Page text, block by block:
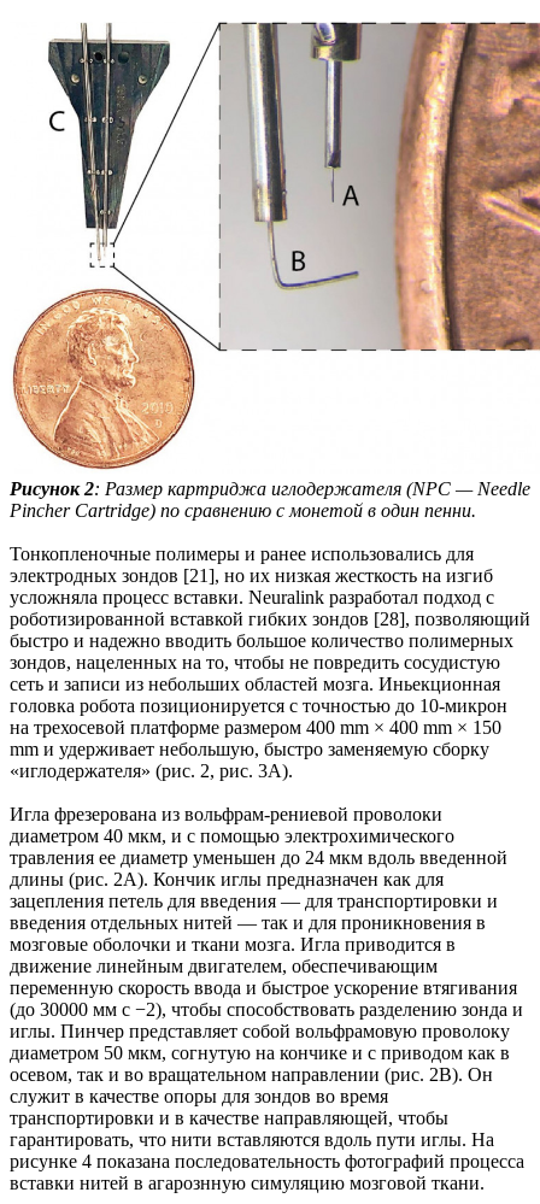
Рисунок 2: Размер картриджа иглодержателя (NPC — Needle
Pincher Cartridge) по сравнению с монетой в один пенни.
Тонкопленочные полимеры и ранее использовались для
электродных зондов [21], но их низкая жесткость на изгиб
усложняла процесс вставки. Neuralink разработал подход с
роботизированной вставкой гибких зондов [28], позволяющий
быстро и надежно вводить большое количество полимерных
зондов, нацеленных на то, чтобы не повредить сосудистую
сеть и записи из небольших областей мозга. Иньекционная
головка робота позиционируется с точностью до 10-микрон
на трехосевой платформе размером 400 mm × 400 mm × 150
mm и удерживает небольшую, быстро заменяемую сборку
«иглодержателя» (рис. 2, рис. 3А).
Игла фрезерована из вольфрам-рениевой проволоки
диаметром 40 мкм, и с помощью электрохимического
травления ее диаметр уменьшен до 24 мкм вдоль введенной
длины (рис. 2А). Кончик иглы предназначен как для
зацепления петель для введения — для транспортировки и
введения отдельных нитей — так и для проникновения в
мозговые оболочки и ткани мозга. Игла приводится в
движение линейным двигателем, обеспечивающим
переменную скорость ввода и быстрое ускорение втягивания
(до 30000 мм с −2), чтобы способствовать разделению зонда и
иглы. Пинчер представляет собой вольфрамовую проволоку
диаметром 50 мкм, согнутую на кончике и с приводом как в
осевом, так и во вращательном направлении (рис. 2В). Он
служит в качестве опоры для зондов во время
транспортировки и в качестве направляющей, чтобы
гарантировать, что нити вставляются вдоль пути иглы. На
рисунке 4 показана последовательность фотографий процесса
вставки нитей в агарознную симуляцию мозговой ткани.